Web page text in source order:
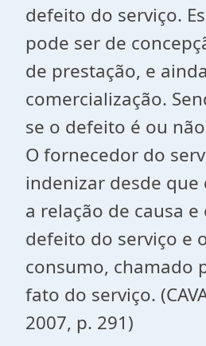
defeito do serviço.
pode ser de
de prestação, e
comercialização.
se o defeito é ou
O fornecedor do
indenizar desde
a relação de causa
defeito do serviço e
consumo, chamado
fato do serviço.
2007, p. 291)